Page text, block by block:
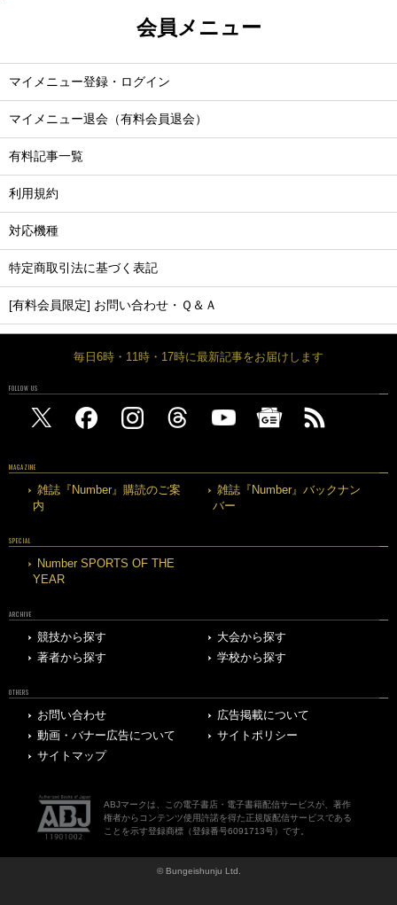
会員メニュー
マイメニュー登録・ログイン
マイメニュー退会（有料会員退会）
有料記事一覧
利用規約
対応機種
特定商取引法に基づく表記
[有料会員限定] お問い合わせ・Ｑ＆Ａ
毎日6時・11時・17時に最新記事をお届けします
FOLLOW US
MAGAZINE
雑誌『Number』購読のご案
内
雑誌『Number』バックナン
バー
SPECIAL
Number SPORTS OF THE
YEAR
ARCHIVE
競技から探す
大会から探す
著者から探す
学校から探す
OTHERS
お問い合わせ
広告掲載について
動画・バナー広告について
サイトポリシー
サイトマップ
ABJマークは、この電子書店・電子書籍配信サービスが、著作
権者からコンテンツ使用許諾を得た正規版配信サービスである
ことを示す登録商標（登録番号6091713号）です。
© Bungeishunju Ltd.